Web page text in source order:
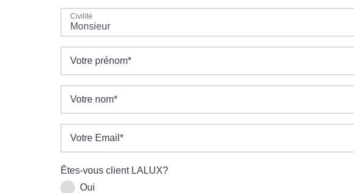
Civilité
Votre prénom*
Votre nom*
Votre Email *
Êtes-vous client LALUX?
Oui